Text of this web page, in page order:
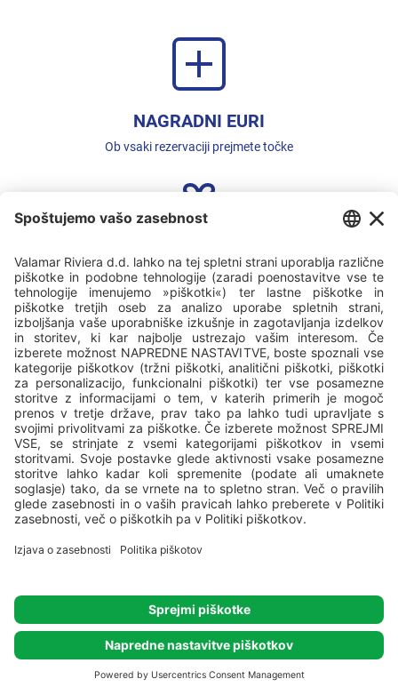
NAGRADNI EURI
Ob vsaki rezervaciji prejmete točke
UGODNOSTI
Prednosti po Vaši meri in ekskluzivne ugodnosti
PRIDRUŽITE SE
ZVEDITE VEČ
Newsletter
Bodite prvi, ki boste zvedeli za naše ponudbe
PRIJAVITE SE